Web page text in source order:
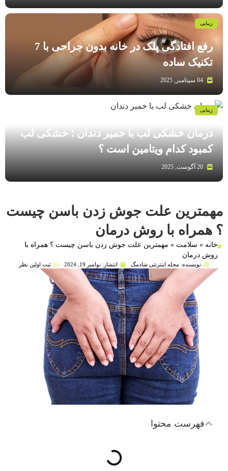
رفع افتادگی پلک در خانه بدون جراحی با 7
تکنیک ساده
زیبایی
درمان خشکی لب با خمیر دندان ؛ خشکی لب
کمبود کدام ویتامین است ؟
زیبایی
مهمترین علت جوش زدن باسن چیست
؟ همراه با روش درمان
خانه » سلامت » مهمترین علت جوش زدن باسن چیست ؟ همراه با
روش درمان
نویسنده: مجله اینترنتی شادمگ انتشار: نوامبر 19, 2024 ثبت اولین نظر
فهرست محتوا